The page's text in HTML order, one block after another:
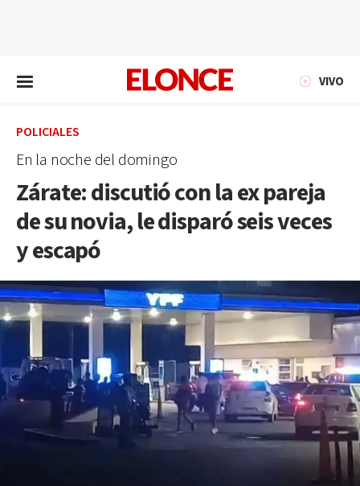
VIVO
POLICIALES
En la noche del domingo
Zárate: discutió con la ex pareja
de su novia, le disparó seis veces
y escapó